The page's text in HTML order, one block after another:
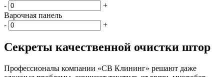
-
+
Варочная панель
-
+
Секреты качественной очистки штор
Профессионалы компании «СВ Клининг» решают даже